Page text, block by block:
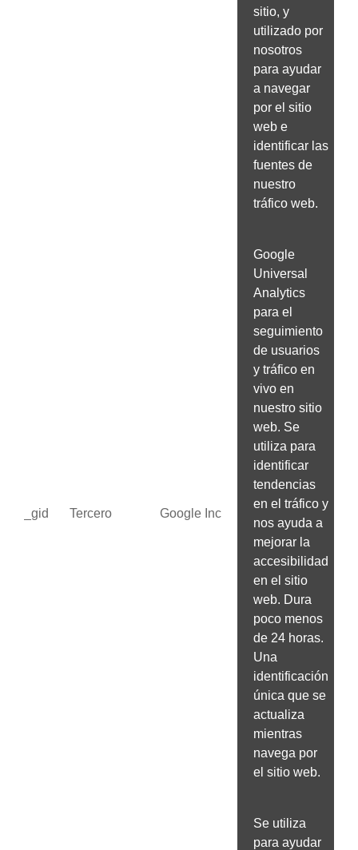
sitio, y
utilizado por
nosotros
para ayudar
a navegar
por el sitio
web e
identificar las
fuentes de
nuestro
tráfico web.
_gid Tercero Google Inc
Google
Universal
Analytics
para el
seguimiento
de usuarios
y tráfico en
vivo en
nuestro sitio
web. Se
utiliza para
identificar
tendencias
en el tráfico y
nos ayuda a
mejorar la
accesibilidad
en el sitio
web. Dura
poco menos
de 24 horas.
Una
identificación
única que se
actualiza
mientras
navega por
el sitio web.
Se utiliza
para ayudar